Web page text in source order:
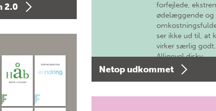
2.0
forfejlede,
ødelæggende og
ser ikke ud til, at
virker særlig godt.
Alligevel diskv…
Netop udkommet